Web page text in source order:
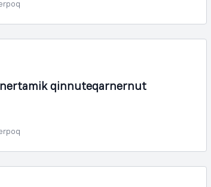
qinnuteqarnernut